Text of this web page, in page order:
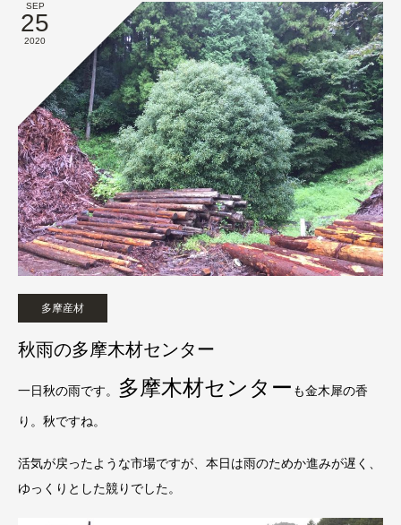
SEP
25
2020
多摩産材
秋雨の多摩木材センター
一日秋の雨です。 多摩木材センター も金木犀の香
り。秋ですね。
活気が戻ったような市場ですが、本日は雨のためか進みが遅く、
ゆっくりとした競りでした。